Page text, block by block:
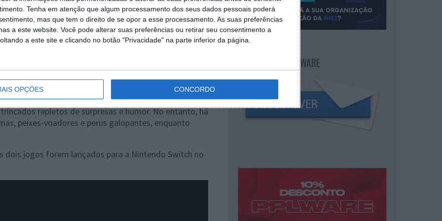
Tenha em atenção que algum processamento dos seus dados pessoais poderá
mas que tem o direito de se opor a esse processamento. As suas preferências
a este website. Você pode alterar suas preferências ou retirar seu consentimento a
a este site e clicando no botão "Privacidade" na parte inferior da página.
OPÇÕES CONCORDO
de abrir caminho através de túneis e cavernas
sobrevivência que encontrar ao longo do caminho.
repletos de surpresas e humor. No entanto, há
peixes-voadores e perus galopantes, enquanto
dois jogos forem lançados para a Nintendo Switch no
NEWSLETTER PPLWARE